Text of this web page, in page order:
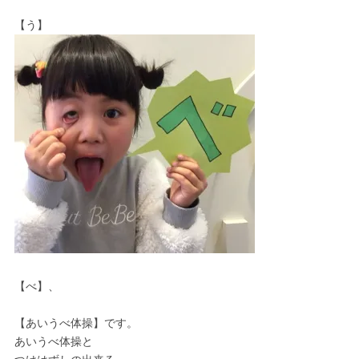
【う】
【べ】、
【あいうべ体操】です。
あいうべ体操と